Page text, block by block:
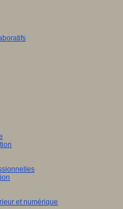
et numérique